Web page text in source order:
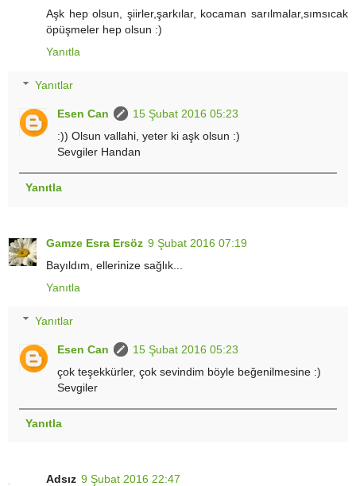
Aşk hep olsun, şiirler,şarkılar, kocaman sarılmalar,sımsıcak
öpüşmeler hep olsun :)
Yanıtla
Yanıtlar
Esen Can
15 Şubat 2016 05:23
:)) Olsun vallahi, yeter ki aşk olsun :)
Sevgiler Handan
Yanıtla
Gamze Esra Ersöz 9 Şubat 2016 07:19
Bayıldım, ellerinize sağlık...
Yanıtla
Yanıtlar
Esen Can
15 Şubat 2016 05:23
çok teşekkürler, çok sevindim böyle beğenilmesine :)
Sevgiler
Yanıtla
Adsız 9 Şubat 2016 22:47